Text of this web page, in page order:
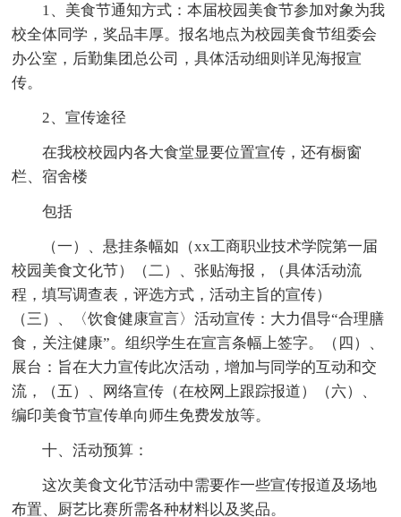
1、美食节通知方式：本届校园美食节参加对象为我
校全体同学，奖品丰厚。报名地点为校园美食节组委会
办公室，后勤集团总公司，具体活动细则详见海报宣
传。
2、宣传途径
在我校校园内各大食堂显要位置宣传，还有橱窗
栏、宿舍楼
包括
（一）、悬挂条幅如（xx工商职业技术学院第一届
校园美食文化节）（二）、张贴海报，（具体活动流
程，填写调查表，评选方式，活动主旨的宣传）
（三）、〈饮食健康宣言〉活动宣传：大力倡导“合理膳
食，关注健康”。组织学生在宣言条幅上签字。（四）、
展台：旨在大力宣传此次活动，增加与同学的互动和交
流，（五）、网络宣传（在校网上跟踪报道）（六）、
编印美食节宣传单向师生免费发放等。
十、活动预算：
这次美食文化节活动中需要作一些宣传报道及场地
布置、厨艺比赛所需各种材料以及奖品。